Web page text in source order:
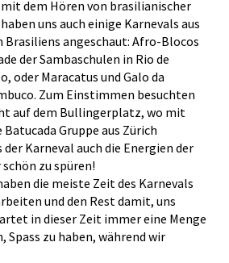
dem Hören von brasilianischer
uns auch einige Karnevals aus
Brasiliens angeschaut: Afro-Blocos
der Sambaschulen in Rio de
oder Maracatus und Galo da
Zum Einstimmen besuchten
auf dem Bullingerplatz, wo mit
Gruppe aus Zürich
Karneval auch die Energien der
zu spüren!
die meiste Zeit des Karnevals
und den Rest damit, uns
in dieser Zeit immer eine Menge
Spass zu haben, während wir